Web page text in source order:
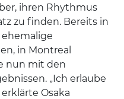
ihren Rhythmus
zu finden. Bereits in
in Montreal
nun mit den
„Ich erlaube
Osaka